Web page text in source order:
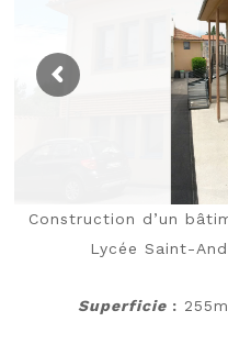
Construction d’un
Lycée Saint-
Superficie :